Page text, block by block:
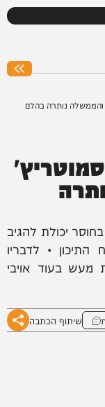
והממשלה נותרה בהלם
יכולת להגיב
• לדבריו
מעש בעוד אויבי
שיתוף הכתבה